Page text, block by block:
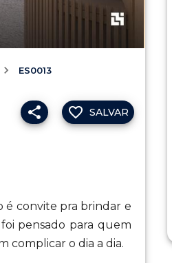
ES0013
é convite pra brindar e
foi pensado para quem
complicar o dia a dia.
SALVAR